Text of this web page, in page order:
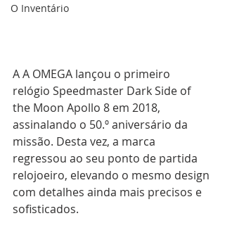
O Inventário
A A OMEGA lançou o primeiro
relógio Speedmaster Dark Side of
the Moon Apollo 8 em 2018,
assinalando o 50.º aniversário da
missão. Desta vez, a marca
regressou ao seu ponto de partida
relojoeiro, elevando o mesmo design
com detalhes ainda mais precisos e
sofisticados.